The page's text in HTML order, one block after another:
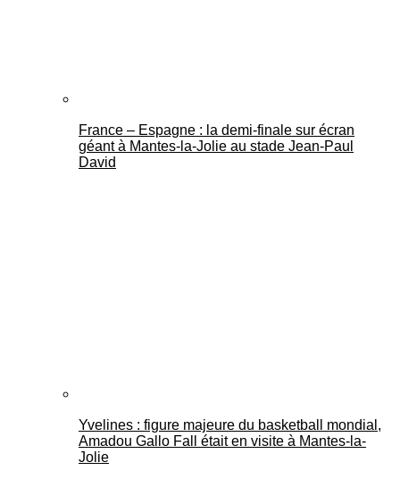
France – Espagne : la demi-finale sur écran
géant à Mantes-la-Jolie au stade Jean-Paul
David
Yvelines : figure majeure du basketball mondial,
Amadou Gallo Fall était en visite à Mantes-la-
Jolie